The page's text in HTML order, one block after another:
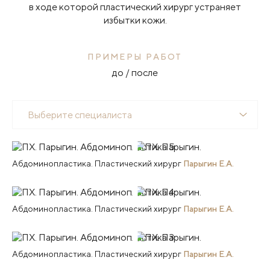
в ходе которой пластический хирург устраняет
избытки кожи.
ПРИМЕРЫ РАБОТ
до / после
Выберите специалиста
Абдоминопластика. Пластический хирург Парыгин Е.А.
Абдоминопластика. Пластический хирург Парыгин Е.А.
Абдоминопластика. Пластический хирург Парыгин Е.А.